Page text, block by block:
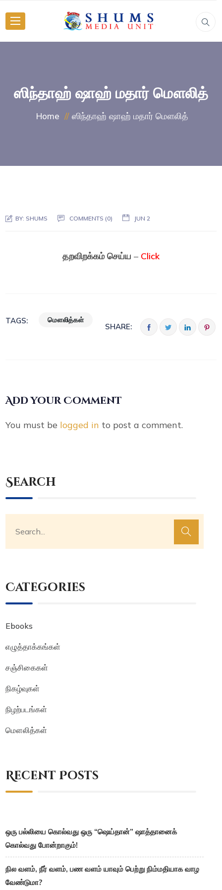
ஸிந்தாஹ் ஷாஹ் மதார் மௌலித்
Home ஸிந்தாஹ் ஷாஹ் மதார் மௌலித்
BY: SHUMS COMMENTS (0) JUN 2
தறவிறக்கம் செய்ய – Click
TAGS: மௌலித்கள்
SHARE:
Add your Comment
You must be logged in to post a comment.
Search
Categories
Ebooks
எழுத்தாக்கங்கள்
சஞ்சிகைகள்
நிகழ்வுகள்
நிழற்படங்கள்
மௌலித்கள்
Recent Posts
ஒரு பல்லியை கொல்வது ஒரு “ஷெய்தான்” ஷாத்தானைக்
கொல்வது போன்றாகும்!
நில வளம், நீர் வளம், பண வளம் யாவும் பெற்று நிம்மதியாக வாழ
வேண்டுமா?